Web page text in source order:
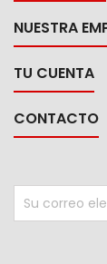
NUESTRA
TU CUENTA
CONTACTO